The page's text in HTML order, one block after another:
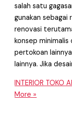
salah satu
gunakan sebagai
renovasi
konsep
pertokoan
lainnya. Jika
INTERIOR TOKO
More »